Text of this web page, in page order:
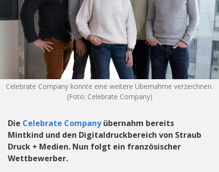
Celebrate Company konnte eine weitere Übernahme verzeichnen.
(Foto: Celebrate Company)
Die Celebrate Companyübernahm bereits
Mintkind und den Digitaldruckbereich von Straub
Druck + Medien. Nun folgt ein französischer
Wettbewerber.